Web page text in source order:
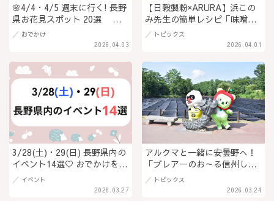
🌸4/4・4/5 週末に行く! 長野
県お花見スポット 20選 中
信・南信編 2026
2026.04.03
おでかけ
【日穀製粉×ARURA】浜この
み先生の簡単レシピ「味噌バ
ターコーンのスパゲティー」
（PR）
2026.04.01
トピックス
3/28(土)・29(日) 長野県内の
イベント14選♡ おでかけを楽
しもう！
2026.03.27
イベント
アルクマと一緒に安曇野へ！
「ブレアーのお～る信州しん
ぜんたいし」第2弾レポート
（PR）
2026.03.24
トピックス